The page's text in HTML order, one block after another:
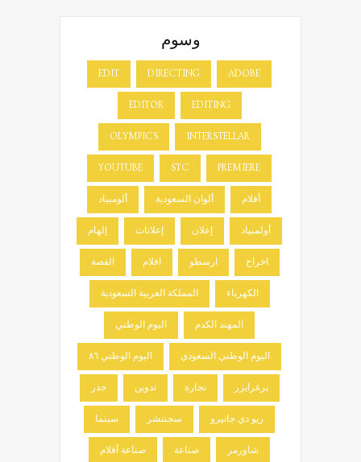
وسوم
ADOBE
DIRECTING
EDIT
EDITING
EDITOR
INTERSTELLAR
OLYMPICS
PREMIERE
STC
YOUTUBE
أفلام ألوان السعودية ألومبياد
أولمبياد إعلان إعلانات إلهام
اخراج ارسطو افلام القصة
الكهرباء المملكة العربية السعودية
المهند الكدم اليوم الوطني
اليوم الوطني السعودي اليوم الوطني ٨٦
برغرايزر تجارة تدوين جذر
ريو دي جانيرو سجنتشر سينما
شاورمر صناعة صناعة أفلام